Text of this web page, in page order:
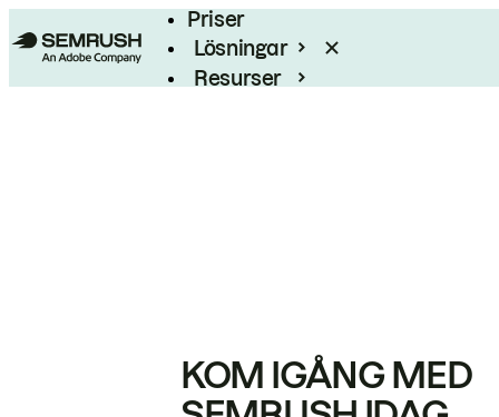
Priser
Lösningar
Resurser
KOM IGÅNG MED